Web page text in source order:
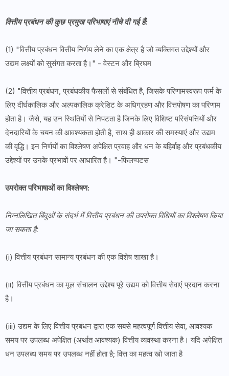
वित्तीय प्रबंधन की कुछ प्रमुख परिभाषाएं नीचे दी गई हैं:
(1) "वित्तीय प्रबंधन वित्तीय निर्णय लेने का एक क्षेत्र है जो व्यक्तिगत उद्देश्यों और
उद्यम लक्ष्यों को सुसंगत करता है।" - वेस्टन और ब्रिघम
(2) "वित्तीय प्रबंधन, प्रबंधकीय फैसलों से संबंधित है, जिसके परिणामस्वरूप फर्म के
लिए दीर्घकालिक और अल्पकालिक क्रेडिट के अधिग्रहण और वित्तपोषण का परिणाम
होता है। जैसे, यह उन स्थितियों से निपटता है जिनके लिए विशिष्ट परिसंपत्तियों और
देनदारियों के चयन की आवश्यकता होती है, साथ ही आकार की समस्याएं और उद्यम
की वृद्धि। इन निर्णयों का विश्लेषण अपेक्षित प्रवाह और धन के बहिर्वाह और प्रबंधकीय
उद्देश्यों पर उनके प्रभावों पर आधारित है। "-फिलप्पटस
उपरोक्त परिभाषाओं का विश्लेषण:
निम्नलिखित बिंदुओं के संदर्भ में वित्तीय प्रबंधन की उपरोक्त विधियों का विश्लेषण किया
जा सकता है:
(i) वित्तीय प्रबंधन सामान्य प्रबंधन की एक विशेष शाखा है।
(ii) वित्तीय प्रबंधन का मूल संचालन उद्देश्य पूरे उद्यम को वित्तीय सेवाएं प्रदान करना
है।
(iii) उद्यम के लिए वित्तीय प्रबंधन द्वारा एक सबसे महत्वपूर्ण वित्तीय सेवा, आवश्यक
समय पर उपलब्ध अपेक्षित (अर्थात आवश्यक) वित्तीय व्यवस्था करना है। यदि अपेक्षित
धन उपलब्ध समय पर उपलब्ध नहीं होता है; वित्त का महत्व खो जाता है